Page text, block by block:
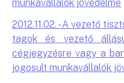
munkavállalók jövedelme
2012.11.02. - A vezető
tagok és vezető
cégjegyzésre vagy a
jogosult munkavállalók